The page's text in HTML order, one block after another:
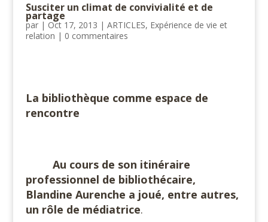
Susciter un climat de convivialité et de
partage
par | Oct 17, 2013 | ARTICLES, Expérience de vie et
relation | 0 commentaires
La bibliothèque comme espace de
rencontre
Au cours de son itinéraire
professionnel de bibliothécaire,
Blandine Aurenche a joué, entre autres,
un rôle de médiatrice.